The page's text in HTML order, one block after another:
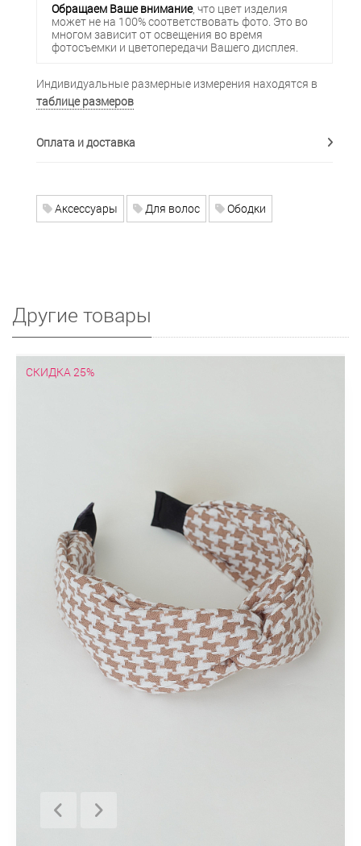
Обращаем Ваше внимание, что цвет изделия
может не на 100% соответствовать фото. Это во
многом зависит от освещения во время
фотосъемки и цветопередачи Вашего дисплея.
Индивидуальные размерные измерения находятся в
таблице размеров
Оплата и доставка
Аксессуары Для волос Ободки
Другие товары
СКИДКА 25%